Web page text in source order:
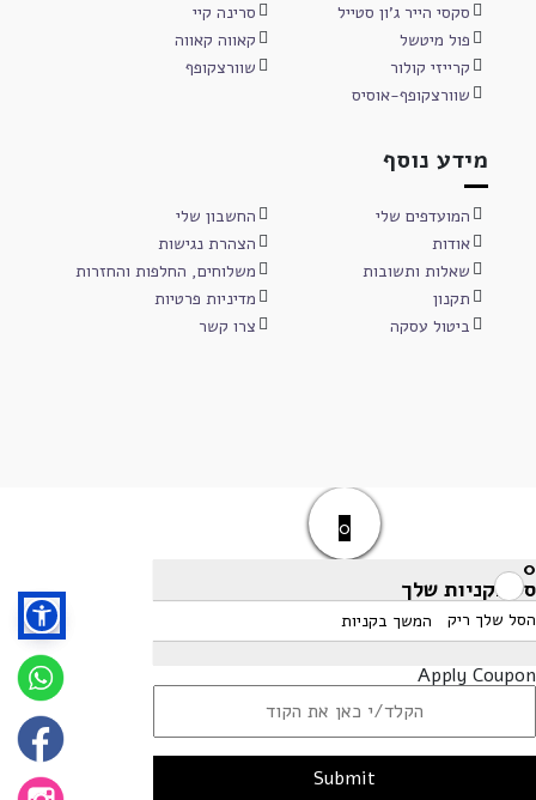
סקסי הייר ג'ון סטייל
סרינה קיי
פול מיטשל
קאווה קאווה
קרייזי קולור
שוורצקופף
שוורצקופף-אוסיס
מידע נוסף
המועדפים שלי
החשבון שלי
אודות
הצהרת נגישות
שאלות ותשובות
משלוחים, החלפות והחזרות
תקנון
מדיניות פרטיות
ביטול עסקה
צרו קשר
0
0
סל הקניות שלך
הסל שלך ריק המשך בקניות
Apply Coupon
Submit